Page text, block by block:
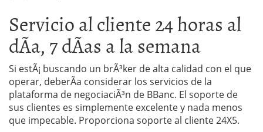
Servicio al cliente 24 horas al
dÃ­a, 7 dÃ­as a la semana
Si estÃ¡ buscando un brÃ³ker de alta calidad con el que
operar, deberÃ­a considerar los servicios de la
plataforma de negociaciÃ³n de BBanc. El soporte de
sus clientes es simplemente excelente y nada menos
que impecable. Proporciona soporte al cliente 24X5.